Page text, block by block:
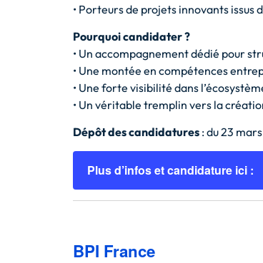
• Porteurs de projets innovants issus
Pourquoi candidater ?
• Un accompagnement dédié pour
• Une montée en compétences
• Une forte visibilité dans
• Un véritable tremplin vers la
Dépôt des candidatures : du 23
Plus d’infos et candidature ici :
BPI France